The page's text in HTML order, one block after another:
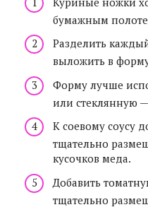
бумажным
Разделить
выложить в
Форму лучше
или стеклянную
К соевому соусу
тщательно
кусочков меда.
Добавить
тщательно